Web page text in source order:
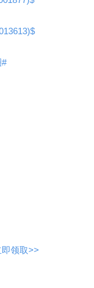
#
领取>>